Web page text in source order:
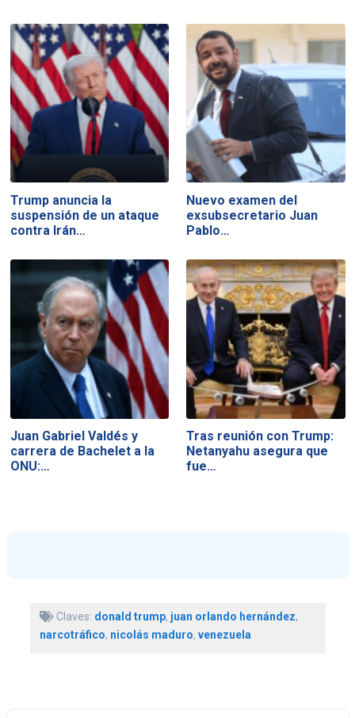
Trump anuncia la
suspensión de un ataque
contra Irán…
Nuevo examen del
exsubsecretario Juan
Pablo…
Juan Gabriel Valdés y
carrera de Bachelet a la
ONU:…
Tras reunión con Trump:
Netanyahu asegura que
fue…
Claves: donald trump, juan orlando hernández,
narcotráfico, nicolás maduro, venezuela